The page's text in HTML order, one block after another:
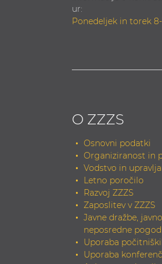
ur:
Ponedeljek in torek 8-
O ZZZS
Osnovni podatki
Organiziranost in
Vodstvo in
Letno poročilo
Razvoj ZZZS
Zaposlitev v ZZZS
Javne dražbe,
neposredne
Uporaba
Uporaba